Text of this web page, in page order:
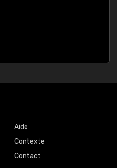
Aide
Contexte
Contact